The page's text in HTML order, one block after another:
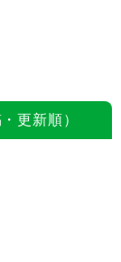
更新順）